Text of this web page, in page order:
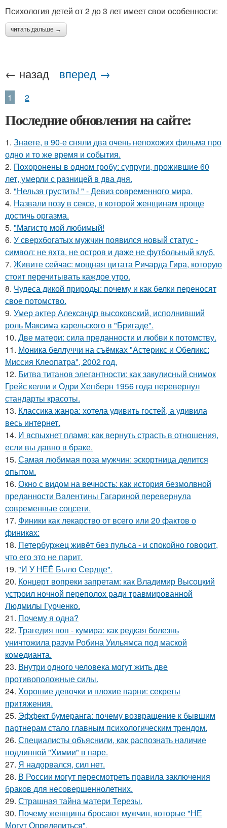
Психология детей от 2 до 3 лет имеет свои особенности:
читать дальше →
← назад вперед →
1 2
Последние обновления на сайте:
1. Знаете, в 90-е сняли два очень непохожих фильма про
одно и то же время и события.
2. Похоронены в одном гробу: супруги, прожившие 60
лет, умерли с разницей в два дня.
3. "Нельзя грустить! " - Девиз coвременного мира.
4. Назвали позу в сексе, в которой женщинам проще
достичь оргазма.
5. "Магистр мой любимый!
6. У сверхбогатых мужчин появился новый статус -
символ: не яхта, не остров и даже не футбольный клуб.
7. Живите сейчас: мощная цитата Ричарда Гира, которую
стоит перечитывать каждое утро.
8. Чудеса дикой природы: почему и как белки переносят
свое потомство.
9. Умер актер Александр высоковский, исполнивший
роль Максима карельского в "Бригаде".
10. Две матери: сила преданности и любви к потомству.
11. Моника беллуччи на съёмках "Астерикс и Обеликс:
Миссия Клеопатра", 2002 год.
12. Битва титанов элегантности: как закулисный снимок
Грейс келли и Одри Хепберн 1956 года перевернул
стандарты красоты.
13. Классика жанра: хотела удивить гостей, а удивила
весь интернет.
14. И вспыхнет пламя: как вернуть страсть в отношения,
если вы давно в браке.
15. Самая любимая поза мужчин: эскортница делится
опытом.
16. Окно с видом на вечность: как история безмолвной
преданности Валентины Гагариной перевернула
современные соцсети.
17. Финики как лекарство от всего или 20 фактов о
финикaх:
18. Петербуржец живёт без пульса - и спокойно говорит,
что его это не парит.
19. "И У НЕЁ Было Сердце".
20. Концерт вопреки запретам: как Владимир Высоцкий
устроил ночной переполох ради травмированной
Людмилы Гурченко.
21. Почему я одна?
22. Трагедия поп - кумира: как редкая болезнь
уничтожила разум Робина Уильямса под маской
комедианта.
23. Внутри одного человека могут жить две
противоположные силы.
24. Хорошие девочки и плохие парни: секреты
притяжения.
25. Эффект бумеранга: почему возвращение к бывшим
партнерам стало главным психологическим трендом.
26. Специалисты объяснили, как распознать наличие
подлинной "Химии" в паре.
27. Я надорвался, сил нет.
28. В России могут пересмотреть правила заключения
браков для несовершеннолетних.
29. Страшная тайна матери Терезы.
30. Почему женщины бросают мужчин, которые "НЕ
Могут Определиться".